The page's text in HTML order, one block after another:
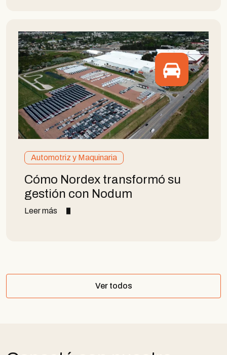
Automotriz y Maquinaria
Cómo Nordex transformó su
gestión con Nodum
Leer más
Ver todos